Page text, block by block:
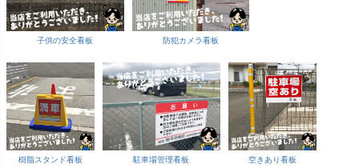
子供の安全看板 防犯カメラ看板
樹脂スタンド看板 駐車場管理看板 空きあり看板